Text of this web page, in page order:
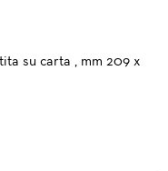
su carta , mm 209 x